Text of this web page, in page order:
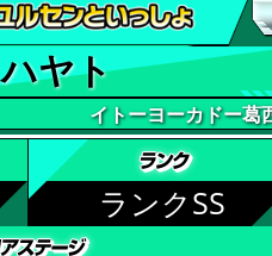
ハヤト
イトーヨーカドー葛
ランクSS